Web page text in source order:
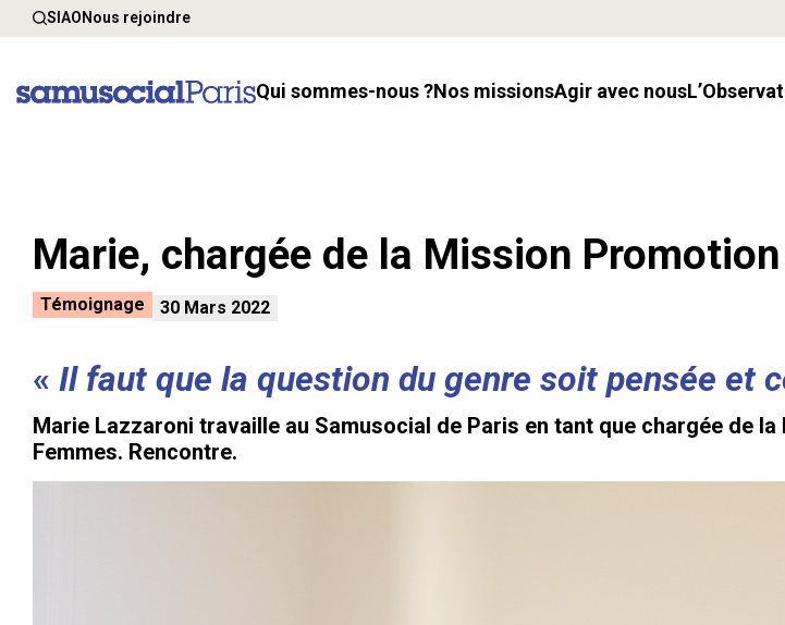
SIAONous rejoindre
Qui sommes-nous ? Nos missions Agir avec nous
Marie, chargée de la Mission Promotion
Témoignage 30 Mars 2022
« Il faut que la question du genre soit pensée et
Marie Lazzaroni travaille au Samusocial de Paris en tant que chargée de
Femmes. Rencontre.